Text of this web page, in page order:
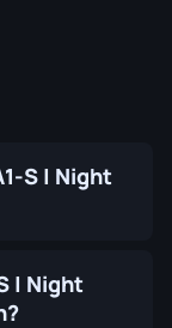
S | Night
| Night